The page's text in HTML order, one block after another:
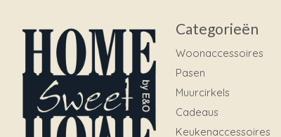
Categorieën
Woonaccessoires
Pasen
Muurcirkels
Cadeaus
Keukenaccessoires